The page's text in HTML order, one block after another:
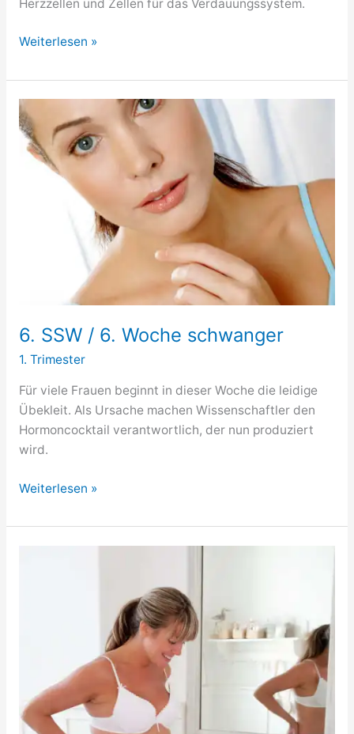
Herzzellen und Zellen für das Verdauungssystem.
5.
/
5.
Woche
schwanger
Weiterlesen »
6. SSW / 6. Woche schwanger
1. Trimester
Für viele Frauen beginnt in dieser Woche die leidige
Übekleit. Als Ursache machen Wissenschaftler den
Hormoncocktail verantwortlich, der nun produziert
wird.
6.
/
Weiterlesen »